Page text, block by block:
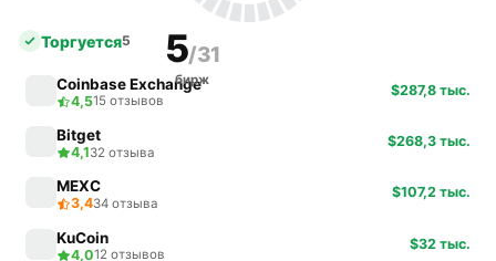
5/31
бирж
Торгуется5
Coinbase Exchange
4,515 отзывов
$287,8 тыс.
Bitget
4,132 отзыва
$268,3 тыс.
MEXC
3,434 отзыва
$107,2 тыс.
KuCoin
4,012 отзывов
$32 тыс.